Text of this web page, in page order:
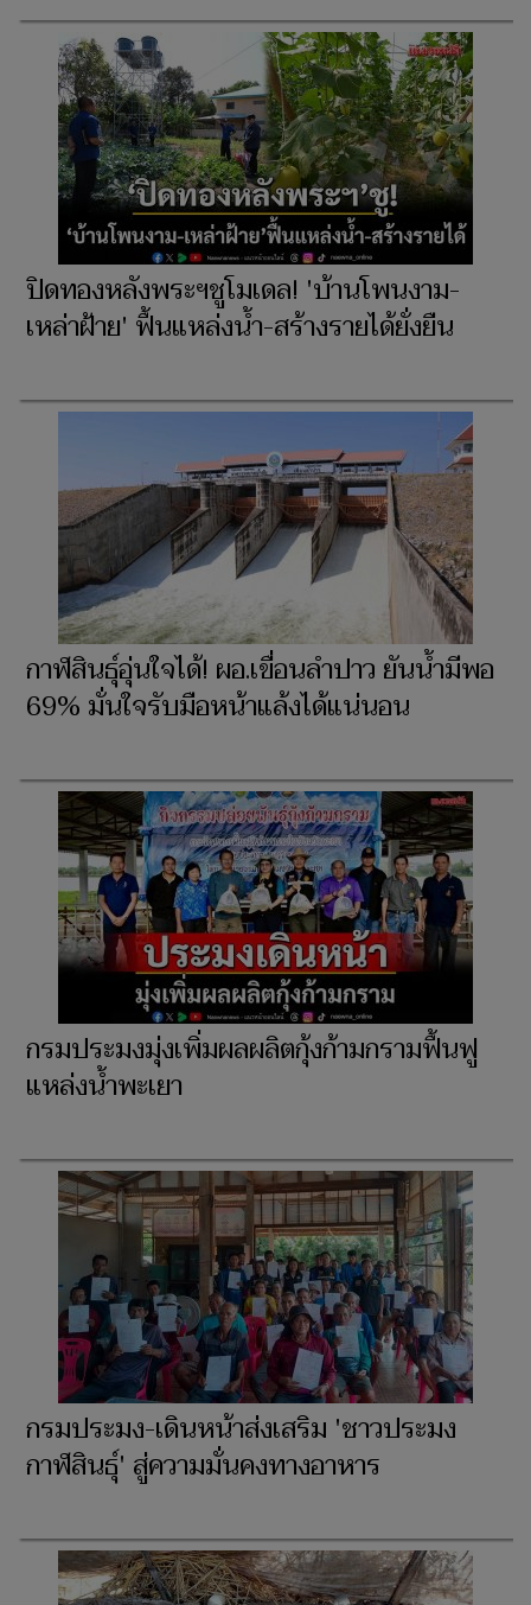
ปิดทองหลังพระฯชูโมเดล! 'บ้านโพนงาม-
เหล่าฝ้าย' ฟื้นแหล่งน้ำ-สร้างรายได้ยั่งยืน
กาฬสินธุ์อุ่นใจได้! ผอ.เขื่อนลำปาว ยันน้ำมีพอ
69% มั่นใจรับมือหน้าแล้งได้แน่นอน
กรมประมงมุ่งเพิ่มผลผลิตกุ้งก้ามกรามฟื้นฟู
แหล่งน้ำพะเยา
กรมประมง-เดินหน้าส่งเสริม 'ชาวประมง
กาฬสินธุ์' สู่ความมั่นคงทางอาหาร